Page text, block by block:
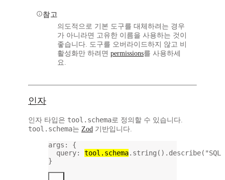
참고
의도적으로 기본 도구를 대체하려는 경우
가 아니라면 고유한 이름을 사용하는 것이
좋습니다. 도구를 오버라이드하지 않고 비
활성화만 하려면 permissions를 사용하세
요.
인자
인자 타입은 tool.schema로 정의할 수 있습니다.
tool.schema는 Zod 기반입니다.
args : {
query: tool.schema. string (). describe(
}